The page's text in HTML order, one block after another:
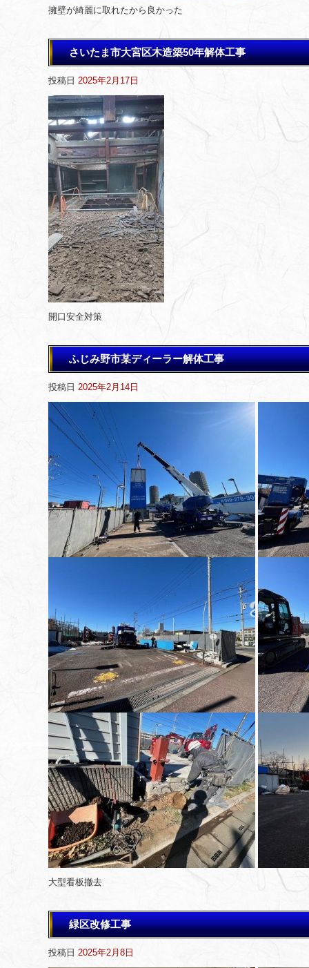
擁壁が綺麗に取れたから良かった
さいたま市大宮区木造築50年解体工事
投稿日 2025年2月17日
開口安全対策
ふじみ野市某ディーラー解体工事
投稿日 2025年2月14日
大型看板撤去
緑区改修工事
投稿日 2025年2月8日